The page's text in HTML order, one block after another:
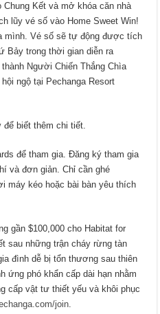
Kết và mở khóa căn nhà
lũy vé số vào Home Sweet Win!
mình. Vé số sẽ tự động được tích
Bảy trong thời gian diễn ra
Người Chiến Thắng Chìa
ngộ tại Pechanga Resort
để biết thêm chi tiết.
để tham gia. Đăng ký tham gia
và đơn giản. Chỉ cần ghé
máy kéo hoặc bài bàn yêu thích
gần $100,000 cho Habitat for
sau những trận cháy rừng tàn
đình dễ bị tổn thương sau thiên
phó khẩn cấp dài hạn nhằm
cấp vật tư thiết yếu và khôi phục
join.